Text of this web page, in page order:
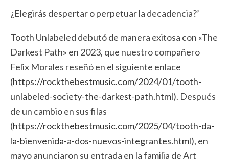
¿Elegirás despertar o perpetuar la decadencia?’
Tooth Unlabeled debutó de manera exitosa con «The
Darkest Path» en 2023, que nuestro compañero
Felix Morales reseñó en el siguiente enlace
(https://rockthebestmusic.com/2024/01/tooth-
unlabeled-society-the-darkest-path.html). Después
de un cambio en sus filas
(https://rockthebestmusic.com/2025/04/tooth-da-
la-bienvenida-a-dos-nuevos-integrantes.html), en
mayo anunciaron su entrada en la familia de Art